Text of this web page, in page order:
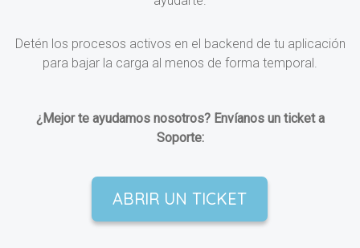
Detén los procesos activos en el backend de tu aplicación
para bajar la carga al menos de forma temporal.
¿Mejor te ayudamos nosotros? Envíanos un ticket a
Soporte:
ABRIR UN TICKET